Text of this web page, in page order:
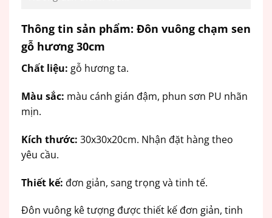
Thông tin sản phẩm: Đôn vuông chạm sen
gỗ hương 30cm
Chất liệu: gỗ hương ta.
Màu sắc: màu cánh gián đậm, phun sơn PU nhãn
mịn.
Kích thước: 30x30x20cm. Nhận đặt hàng theo
yêu cầu.
Thiết kế: đơn giản, sang trọng và tinh tế.
Đôn vuông kê tượng được thiết kế đơn giản, tinh